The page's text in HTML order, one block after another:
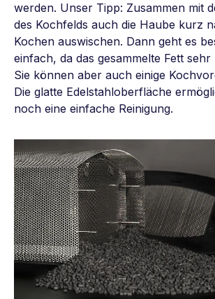
werden. Unser Tipp: Zusammen mit
des Kochfelds auch die Haube kurz
Kochen auswischen. Dann geht es
einfach, da das gesammelte Fett
Sie können aber auch einige
Die glatte Edelstahloberfläche
noch eine einfache Reinigung.